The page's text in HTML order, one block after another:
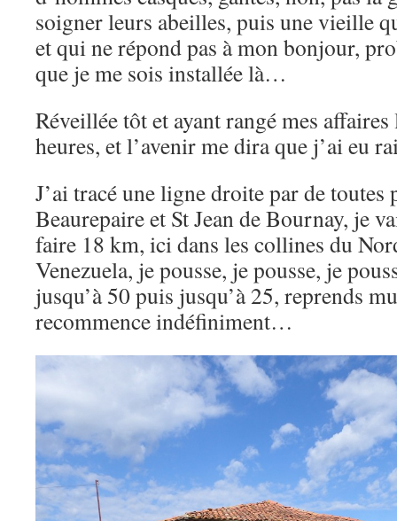
soigner leurs abeilles, puis une vieille
et qui ne répond pas à mon bonjour,
que je me sois installée là…
Réveillée tôt et ayant rangé mes
heures, et l’avenir me dira que j’ai eu
J’ai tracé une ligne droite par de toutes
Beaurepaire et St Jean de Bournay, je
faire 18 km, ici dans les collines du
Venezuela, je pousse, je pousse, je
jusqu’à 50 puis jusqu’à 25, reprends
recommence indéfiniment…